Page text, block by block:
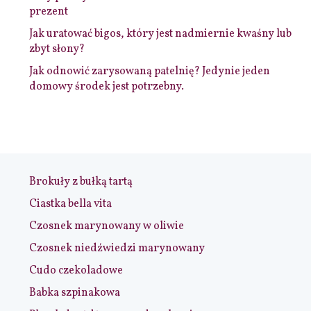
prezent
Jak uratować bigos, który jest nadmiernie kwaśny lub
zbyt słony?
Jak odnowić zarysowaną patelnię? Jedynie jeden
domowy środek jest potrzebny.
Brokuły z bułką tartą
Ciastka bella vita
Czosnek marynowany w oliwie
Czosnek niedźwiedzi marynowany
Cudo czekoladowe
Babka szpinakowa